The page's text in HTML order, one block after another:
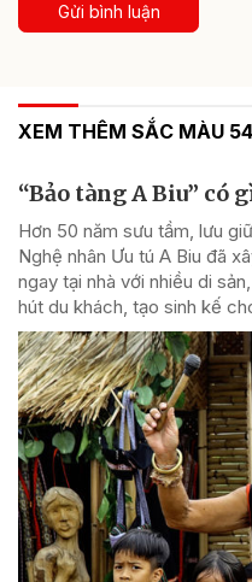
Gửi bình luận
XEM THÊM SẮC MÀU 54
“Bảo tàng A Biu” có
Hơn 50 năm sưu tầm, lưu
Nghệ nhân Ưu tú A Biu đã
ngay tại nhà với nhiều di
hút du khách, tạo sinh kế